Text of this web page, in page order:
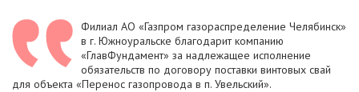
Филиал АО «Газпром газораспределение Челябинск»
в г. Южноуральске благодарит компанию
«ГлавФундамент» за надлежащее исполнение
обязательств по договору поставки винтовых свай
для объекта «Перенос газопровода в п. Увельский».